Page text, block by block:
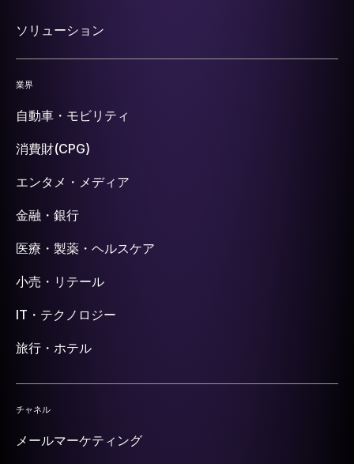
ソリューション
業界
自動車・モビリティ
消費財(CPG)
エンタメ・メディア
金融・銀行
医療・製薬・ヘルスケア
小売・リテール
IT・テクノロジー
旅行・ホテル
チャネル
メールマーケティング